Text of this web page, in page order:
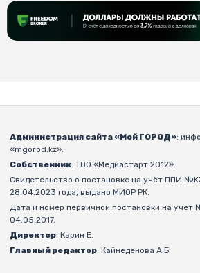
Администрация сайта «Мой ГОРОД»:
«mgorod.kz».
Собственник: ТОО «Медиастарт 2012».
Свидетельство о постановке на учёт ППИ
28.04.2023 года, выдано МИОР РК.
Дата и номер первичной постановки на
04.05.2017.
Директор: Карин Е.
Главный редактор: Кайнеденова А.Б.